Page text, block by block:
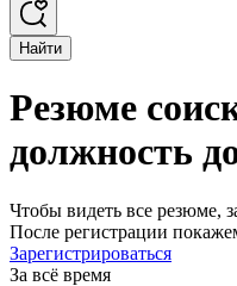
Найти
Резюме
должность
Чтобы видеть все резюме,
После регистрации
Зарегистрироваться
За всё время